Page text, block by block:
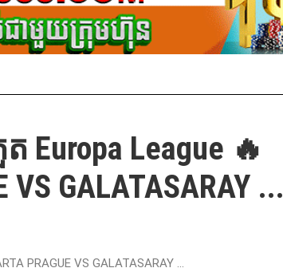
Europa League 🔥
VS GALATASARAY ...
PRAGUE VS GALATASARAY ...